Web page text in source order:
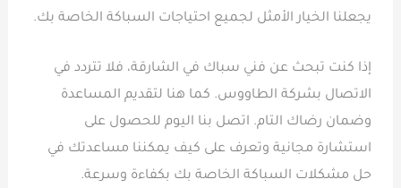
يجعلنا الخيار الأمثل لجميع احتياجات السباكة الخاصة بك.
إذا كنت تبحث عن فني سباك في الشارقة، فلا تتردد في
الاتصال بشركة الطاووس. كما هنا لتقديم المساعدة
وضمان رضاك التام. اتصل بنا اليوم للحصول على
استشارة مجانية وتعرف على كيف يمكننا مساعدتك في
حل مشكلات السباكة الخاصة بك بكفاءة وسرعة.